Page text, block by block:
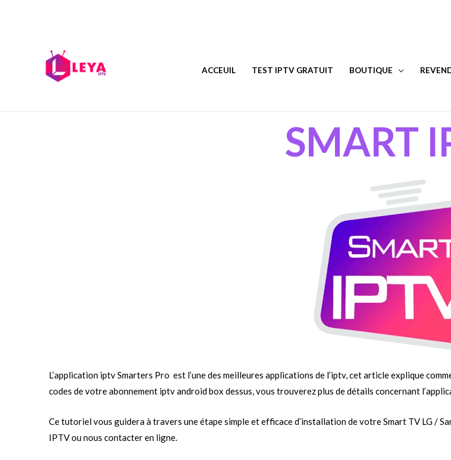
ACCEUIL TEST IPTV GRATUIT BOUTIQUE
SMART
L’application iptv Smarters Pro est l’une des meilleures applications de l’iptv, cet article explique
codes de votre abonnement iptv android box dessus, vous trouverez plus de détails concernant
Ce tutoriel vous guidera à travers une étape simple et efficace d’installation de votre Smart TV LG /
IPTV ou nous contacter en ligne.